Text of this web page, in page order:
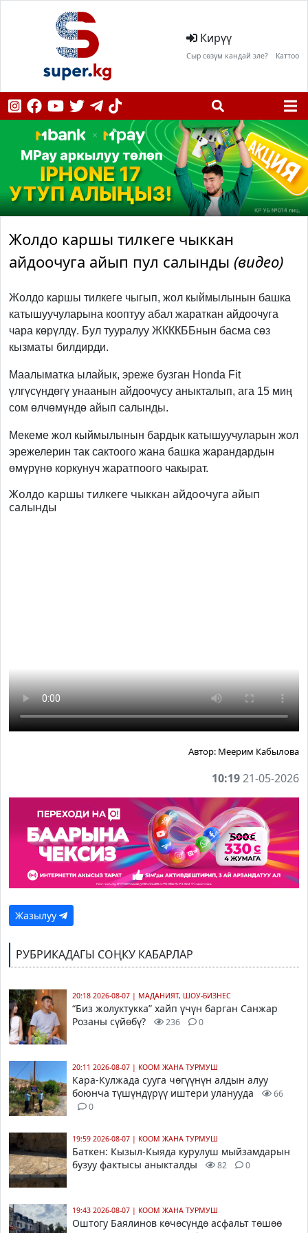
Кирүү
Сыр сөзүм кандай эле? Каттоо
Жолдо каршы тилкеге чыккан
айдоочуга айып пул салынды (видео)
Жолдо каршы тилкеге чыгып, жол кыймылынын башка
катышуучуларына кооптуу абал жараткан айдоочуга
чара көрүлдү. Бул тууралуу ЖКККББнын басма сөз
кызматы билдирди.
Маалыматка ылайык, эреже бузган Honda Fit
үлгүсүндөгү унаанын айдоочусу аныкталып, ага 15 миң
сом өлчөмүндө айып салынды.
Мекеме жол кыймылынын бардык катышуучуларын жол
эрежелерин так сактоого жана башка жарандардын
өмүрүнө коркунуч жаратпоого чакырат.
Жолдо каршы тилкеге чыккан айдоочуга айып
салынды
Автор: Меерим Кабылова
10:1921-05-2026
Жазылуу
РУБРИКАДАГЫ СОҢКУ КАБАРЛАР
20:18 2026-08-07 | МАДАНИЯТ, ШОУ-БИЗНЕС
“Биз жолуктукка” хайп үчүн барган Санжар
Розаны сүйөбү?
236 0
20:11 2026-08-07 | КООМ ЖАНА ТУРМУШ
Кара-Кулжада сууга чөгүүнүн алдын алуу
боюнча түшүндүрүү иштери уланууда
66
0
19:59 2026-08-07 | КООМ ЖАНА ТУРМУШ
Баткен: Кызыл-Кыяда курулуш мыйзамдарын
бузуу фактысы аныкталды
82 0
19:43 2026-08-07 | КООМ ЖАНА ТУРМУШ
Оштогу Баялинов көчөсүндө асфальт төшөө